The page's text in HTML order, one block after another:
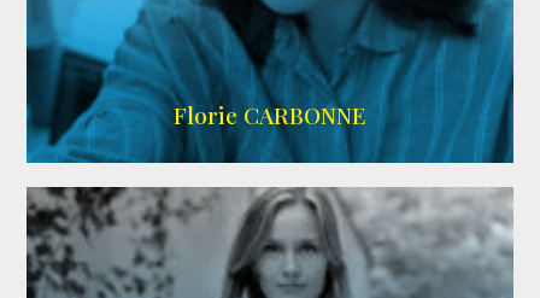
Imdb
Florie CARBONNE